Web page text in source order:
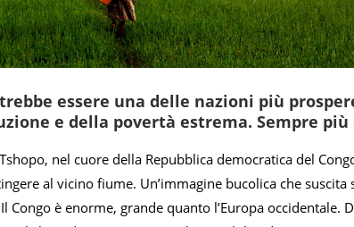
essere una delle nazioni più
e della povertà estrema. Sempre più
nel cuore della Repubblica democratica del
al vicino fiume. Un’immagine bucolica che
è enorme, grande quanto l’Europa occidentale.